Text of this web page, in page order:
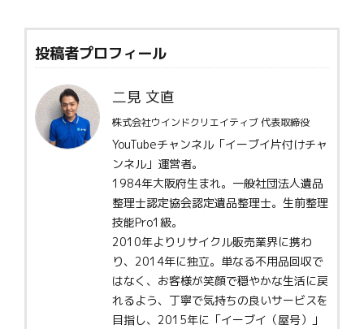
投稿者プロフィール
二見 文直
株式会社ウインドクリエイティブ 代表取締役
YouTubeチャンネル「イーブイ片付けチャ
ンネル」運営者。
1984年大阪府生まれ。一般社団法人遺品
整理士認定協会認定遺品整理士。生前整理
技能Pro1級。
2010年よりリサイクル販売業界に携わ
り、2014年に独立。単なる不用品回収で
はなく、お客様が笑顔で穏やかな生活に戻
れるよう、丁寧で気持ちの良いサービスを
目指し、2015年に「イーブイ（屋号）」